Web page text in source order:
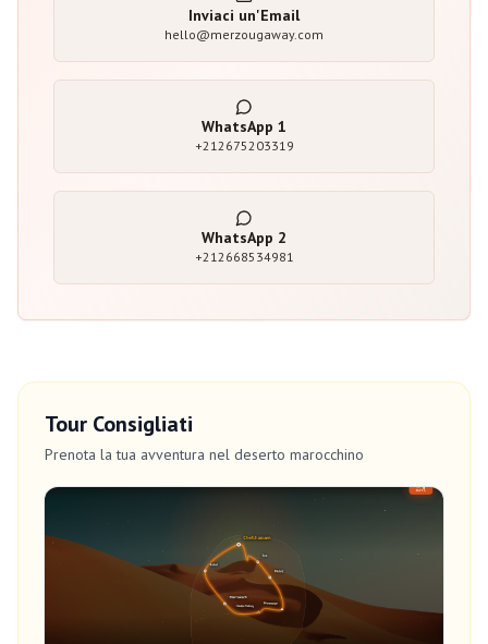
Inviaci un'Email
hello@merzougaway.com
WhatsApp 1
+212675203319
WhatsApp 2
+212668534981
Tour Consigliati
Prenota la tua avventura nel deserto marocchino